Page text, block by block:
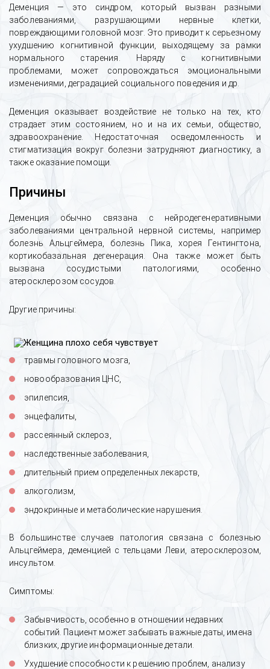
Деменция — это синдром, который вызван разными
заболеваниями, разрушающими нервные клетки,
повреждающими головной мозг. Это приводит к серьезному
ухудшению когнитивной функции, выходящему за рамки
нормального старения. Наряду с когнитивными
проблемами, может сопровождаться эмоциональными
изменениями, деградацией социального поведения и др.
Деменция оказывает воздействие не только на тех, кто
страдает этим состоянием, но и на их семьи, общество,
здравоохранение. Недостаточная осведомленность и
стигматизация вокруг болезни затрудняют диагностику, а
также оказание помощи.
Причины
Деменция обычно связана с нейродегенеративными
заболеваниями центральной нервной системы, например
болезнь Альцгеймера, болезнь Пика, хорея Гентингтона,
кортикобазальная дегенерация. Она также может быть
вызвана сосудистыми патологиями, особенно
атеросклерозом сосудов.
Другие причины:
травмы головного мозга,
новообразования ЦНС,
эпилепсия,
энцефалиты,
рассеянный склероз,
наследственные заболевания,
длительный прием определенных лекарств,
алкоголизм,
эндокринные и метаболические нарушения.
В большинстве случаев патология связана с болезнью
Альцгеймера, деменцией с тельцами Леви, атеросклерозом,
инсультом.
Симптомы:
Забывчивость, особенно в отношении недавних
событий. Пациент может забывать важные даты, имена
близких, другие информационные детали.
Ухудшение способности к решению проблем, анализу